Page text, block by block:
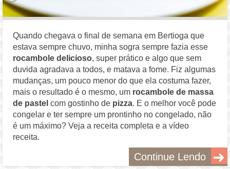
Quando chegava o final de semana em Bertioga que
estava sempre chuvo, minha sogra sempre fazia esse
rocambole delicioso, super prático e algo que sem
duvida agradava a todos, e matava a fome. Fiz algumas
mudanças, um pouco menor do que ela costuma fazer,
mais o resultado é o mesmo, um rocambole de massa
de pastel com gostinho de pizza. E o melhor você pode
congelar e ter sempre um prontinho no congelado, não
é um máximo? Veja a receita completa e a vídeo
receita.
Continue Lendo